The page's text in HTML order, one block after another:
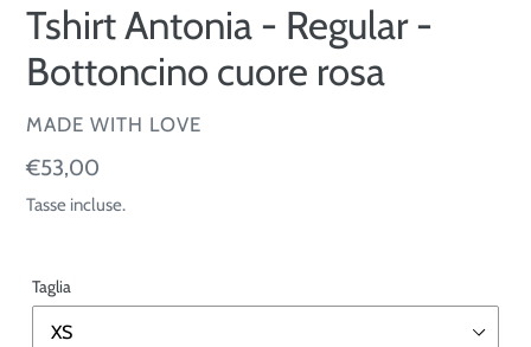
Tshirt Antonia - Regular -
Bottoncino cuore rosa
VENDITORE
MADE WITH LOVE
Prezzo
di
€53,00
Tasse incluse.
Taglia